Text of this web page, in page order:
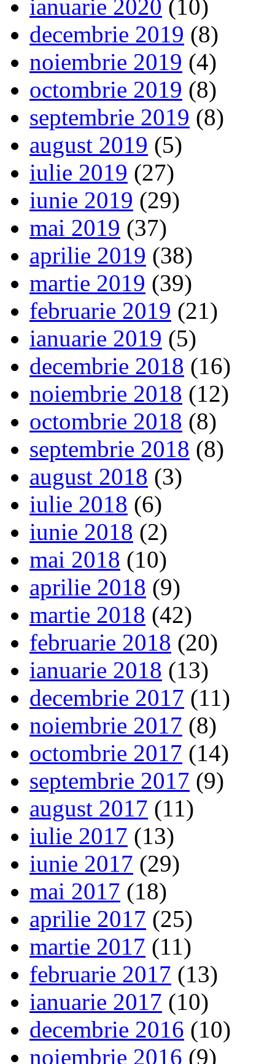
ianuarie 2020 (10)
decembrie 2019 (8)
noiembrie 2019 (4)
octombrie 2019 (8)
septembrie 2019 (8)
august 2019 (5)
iulie 2019 (27)
iunie 2019 (29)
mai 2019 (37)
aprilie 2019 (38)
martie 2019 (39)
februarie 2019 (21)
ianuarie 2019 (5)
decembrie 2018 (16)
noiembrie 2018 (12)
octombrie 2018 (8)
septembrie 2018 (8)
august 2018 (3)
iulie 2018 (6)
iunie 2018 (2)
mai 2018 (10)
aprilie 2018 (9)
martie 2018 (42)
februarie 2018 (20)
ianuarie 2018 (13)
decembrie 2017 (11)
noiembrie 2017 (8)
octombrie 2017 (14)
septembrie 2017 (9)
august 2017 (11)
iulie 2017 (13)
iunie 2017 (29)
mai 2017 (18)
aprilie 2017 (25)
martie 2017 (11)
februarie 2017 (13)
ianuarie 2017 (10)
decembrie 2016 (10)
noiembrie 2016 (9)